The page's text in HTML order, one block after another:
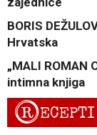
BORIS
Hrvatska
„MALI ROMAN
intimna knjiga
RECEPTI